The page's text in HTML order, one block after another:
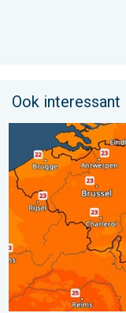
Ook interessant
Koeler weer op